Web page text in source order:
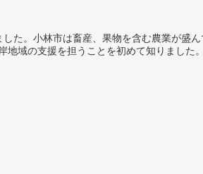
た。小林市は畜産、果物を含む農業が盛